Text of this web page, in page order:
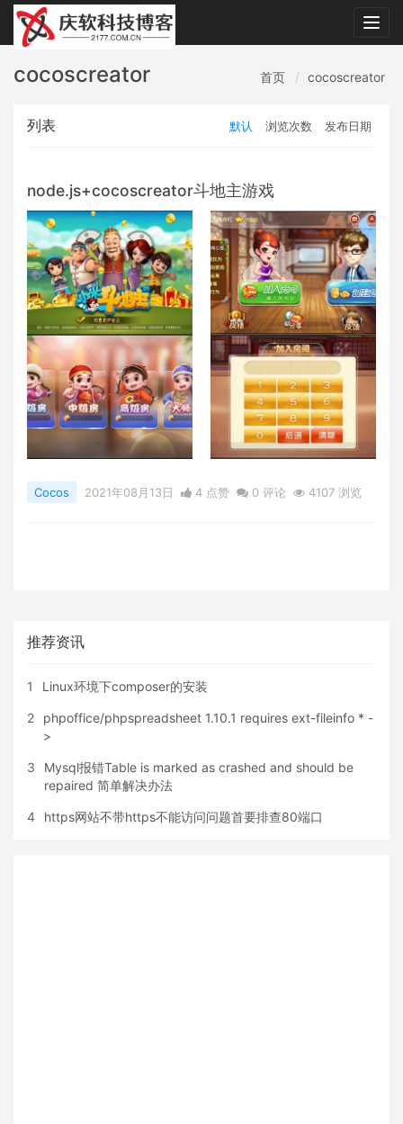
cocoscreator 首页 cocoscreator
列表 默认 浏览次数 发布日期
node.js+cocoscreator斗地主游戏
Cocos 2021年08月13日 4 点赞 0 评论 4107 浏览
推荐资讯
1 Linux环境下composer的安装
2
phpoffice/phpspreadsheet 1.10.1 requires ext-fileinfo * -
>
3
Mysql报错Table is marked as crashed and should be
repaired 简单解决办法
4 https网站不带https不能访问问题首要排查80端口